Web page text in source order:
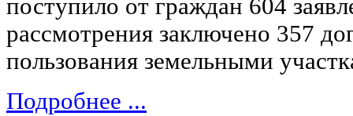
поступило от граждан 604
рассмотрения заключено 357
пользования земельными
Подробнее ...